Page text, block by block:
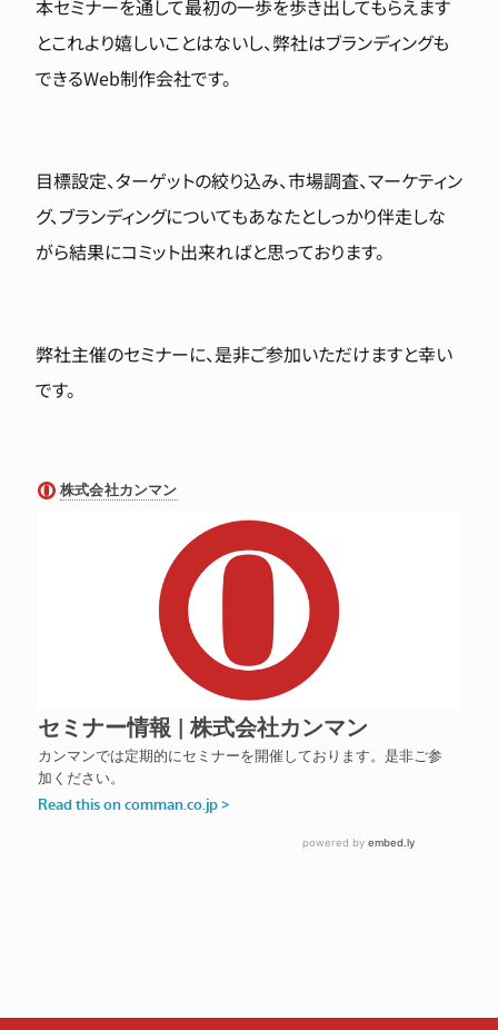
本セミナーを通して最初の一歩を歩き出してもらえます
とこれより嬉しいことはないし、弊社はブランディングも
できるWeb制作会社です。
目標設定、ターゲットの絞り込み、市場調査、マーケティン
グ、ブランディングについてもあなたとしっかり伴走しな
がら結果にコミット出来ればと思っております。
弊社主催のセミナーに、是非ご参加いただけますと幸い
です。